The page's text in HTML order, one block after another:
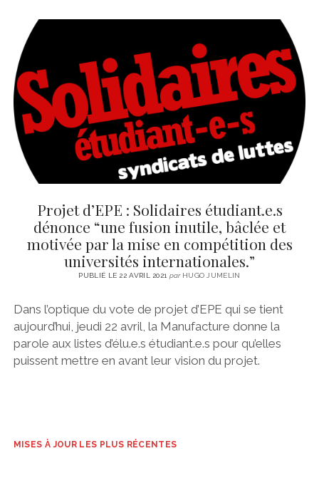
Projet d’EPE : Solidaires étudiant.e.s
dénonce “une fusion inutile, bâclée et
motivée par la mise en compétition des
universités internationales.”
PUBLIÉ LE 22 AVRIL 2021 parHUGO JUMELIN
Dans l’optique du vote de projet d’EPE qui se tient
aujourd’hui, jeudi 22 avril, la Manufacture donne la
parole aux listes d’élu.e.s étudiant.e.s pour qu’elles
puissent mettre en avant leur vision du projet.
MISES À JOUR LES PLUS RÉCENTES